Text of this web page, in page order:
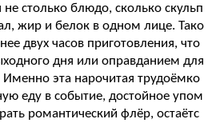
не столько блюдо, сколько скульп
жир и белок в одном лице. Тако
двух часов приготовления, что
дня или оправданием для
эта нарочитая трудоёмко
еду в событие, достойное упом
романтический флёр, остаётс